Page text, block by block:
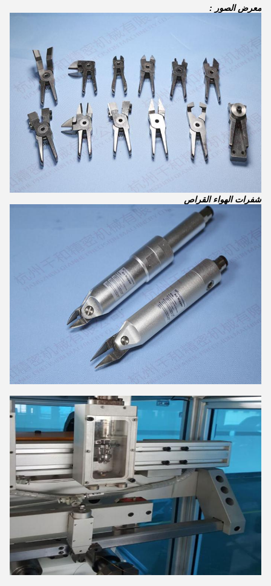
معرض الصور :
شفرات الهواء القراص